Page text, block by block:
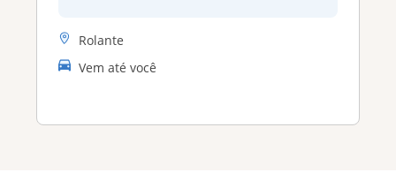
Rolante
Vem até você